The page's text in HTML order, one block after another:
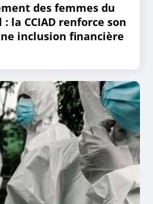
des femmes du
la CCIAD renforce son
inclusion financière